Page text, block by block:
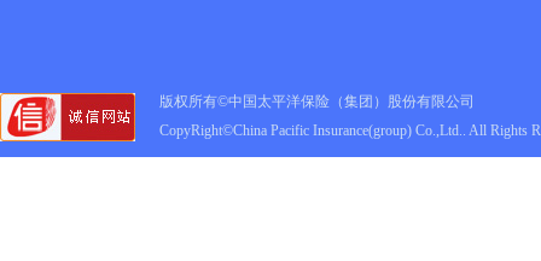
版权所有©中国太平洋保险（集团）股份有限公司
CopyRight©China Pacific Insurance(group) Co.,Ltd.. All Rights